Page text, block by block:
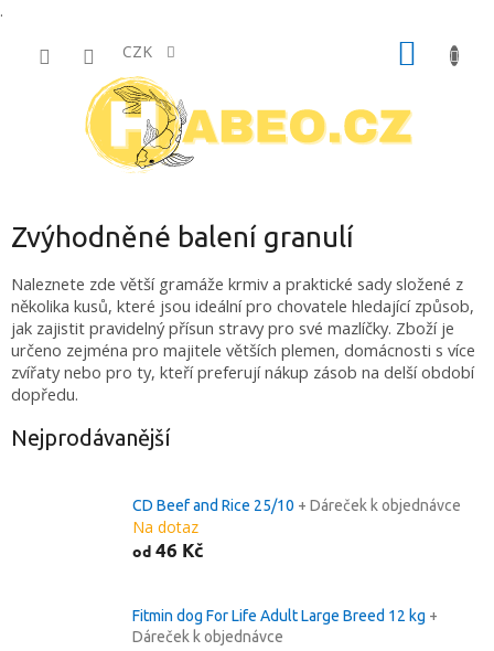
.
CZK
Zvýhodněné balení granulí
Naleznete zde větší gramáže krmiv a praktické sady složené z
několika kusů, které jsou ideální pro chovatele hledající způsob,
jak zajistit pravidelný přísun stravy pro své mazlíčky. Zboží je
určeno zejména pro majitele větších plemen, domácnosti s více
zvířaty nebo pro ty, kteří preferují nákup zásob na delší období
dopředu.
Nejprodávanější
CD Beef and Rice 25/10 + Dáreček k objednávce
Na dotaz
od 46 Kč
Fitmin dog For Life Adult Large Breed 12 kg +
Dáreček k objednávce